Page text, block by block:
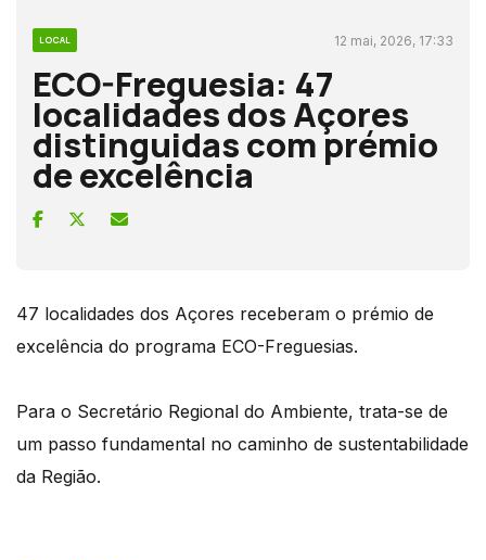
LOCAL 12 mai, 2026, 17:33
ECO-Freguesia: 47
localidades dos Açores
distinguidas com prémio
de excelência
47 localidades dos Açores receberam o prémio de
excelência do programa ECO-Freguesias.
Para o Secretário Regional do Ambiente, trata-se de
um passo fundamental no caminho de sustentabilidade
da Região.